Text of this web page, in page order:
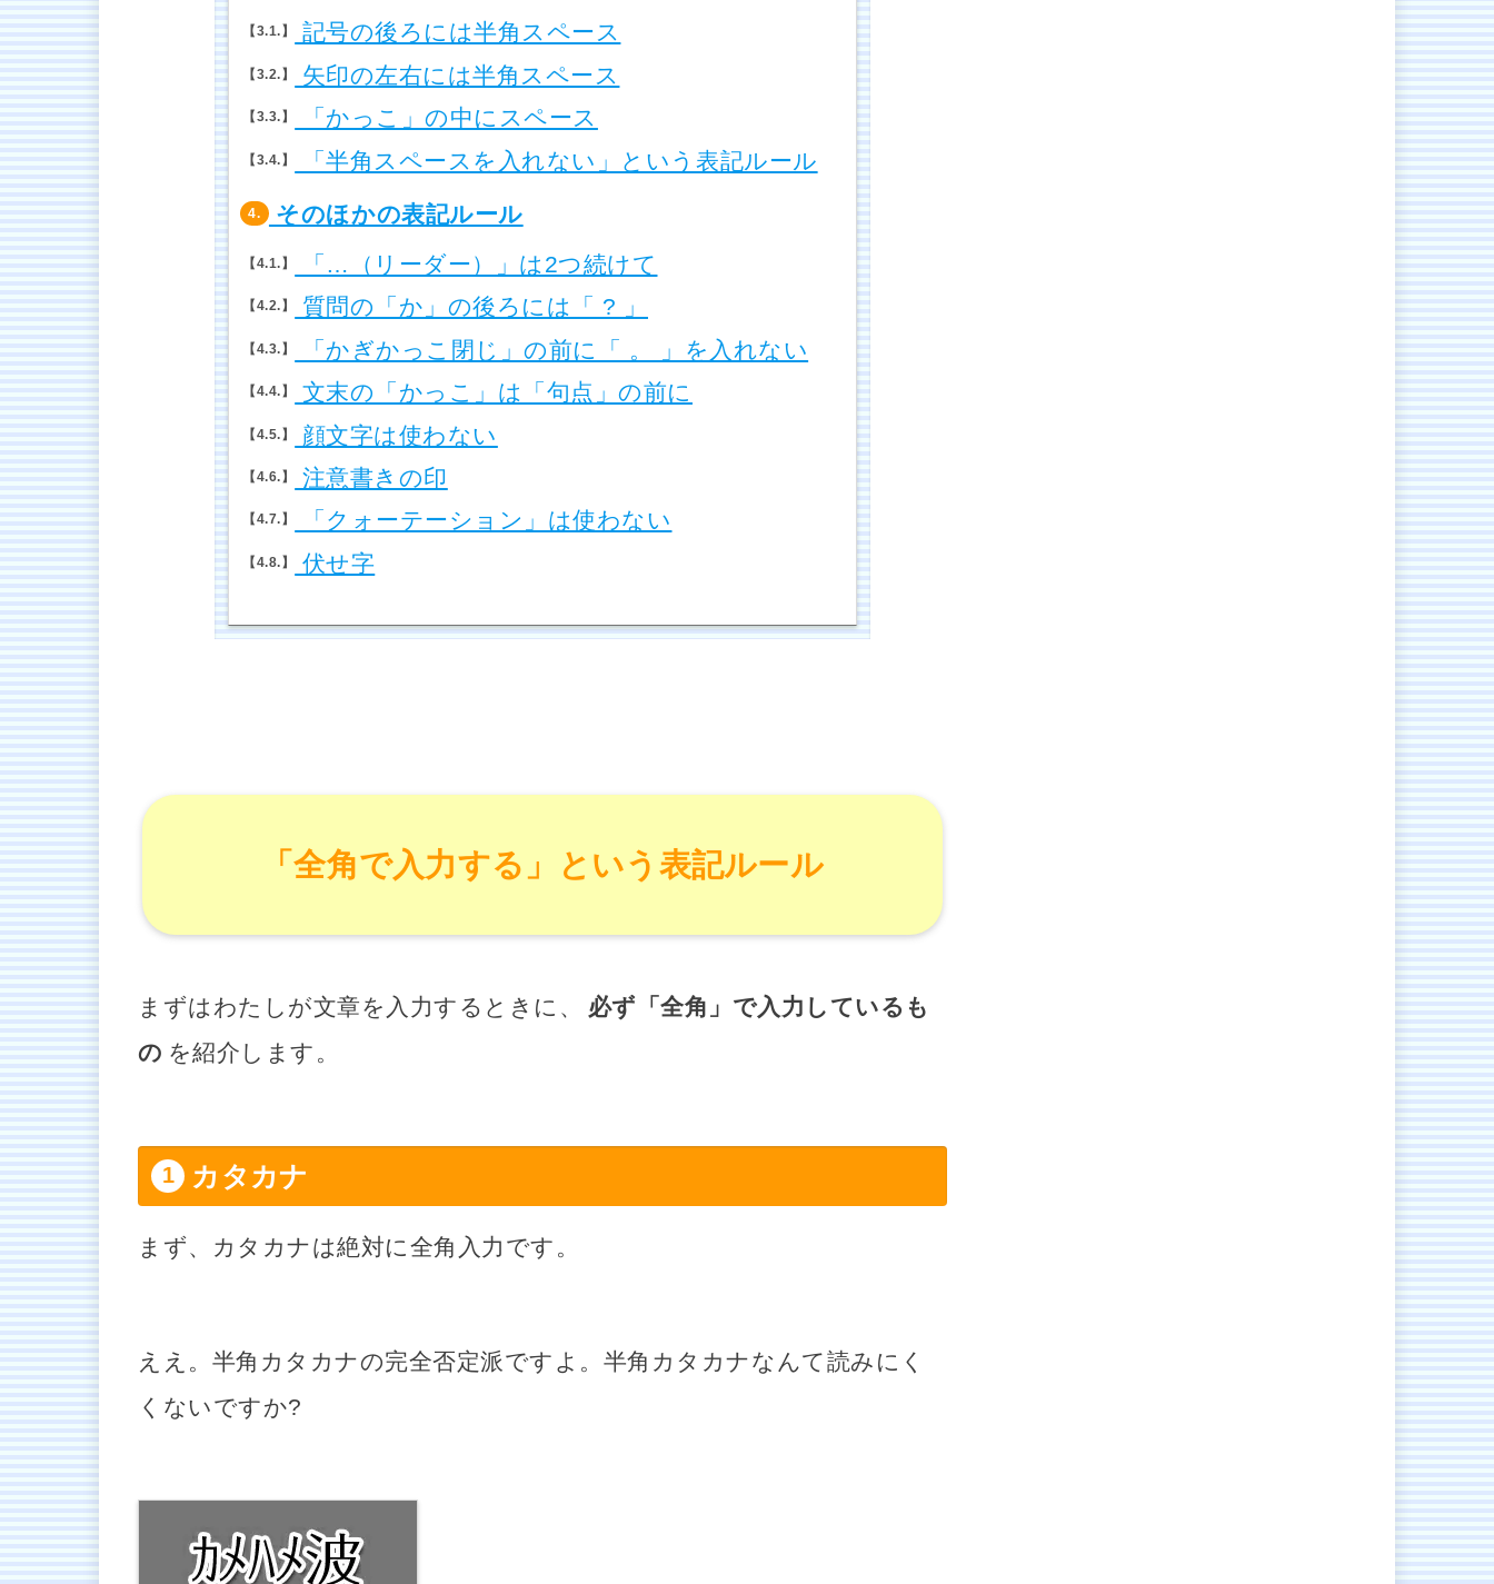
3.1. 記号の後ろには半角スペース
3.2. 矢印の左右には半角スペース
3.3. 「かっこ」の中にスペース
3.4. 「半角スペースを入れない」という表記ルール
4. そのほかの表記ルール
4.1. 「…（リーダー）」は2つ続けて
4.2. 質問の「か」の後ろには「 ? 」
4.3. 「かぎかっこ閉じ」の前に「 。 」を入れない
4.4. 文末の「かっこ」は「句点」の前に
4.5. 顔文字は使わない
4.6. 注意書きの印
4.7. 「クォーテーション」は使わない
4.8. 伏せ字
「全角で入力する」という表記ルール
まずはわたしが文章を入力するときに、
必ず「全角」で入力しているも
の を紹介します。
カタカナ
まず、カタカナは絶対に全角入力です。
ええ。半角カタカナの完全否定派ですよ。半角カタカナなんて読みにく
くないですか?